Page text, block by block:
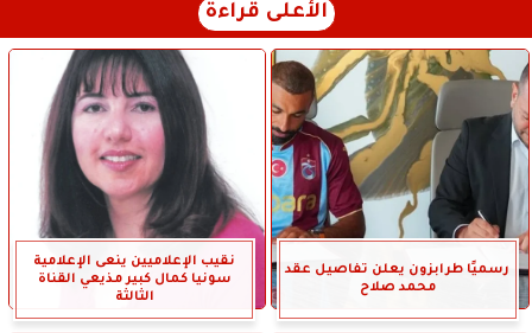
الأعلى قراءة
رسميًا طرابزون يعلن تفاصيل عقد
محمد صلاح
نقيب الإعلاميين ينعى الإعلامية
سونيا كمال كبير مذيعي القناة
الثالثة